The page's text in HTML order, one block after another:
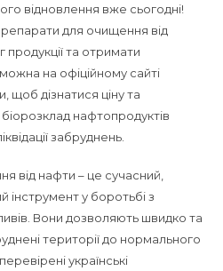
відновлення вже сьогодні!
для очищення від
та отримати
на офіційному сайті
щоб дізнатися ціну та
нафтопродуктів
забруднень.
від нафти – це сучасний,
інструмент у боротьбі з
Вони дозволяють швидко та
території до нормального
українські